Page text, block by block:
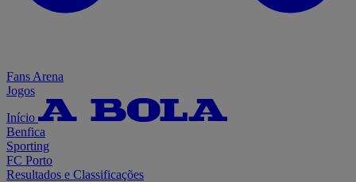
Fans Arena
Jogos
Início
Benfica
Sporting
FC Porto
Resultados e Classificações